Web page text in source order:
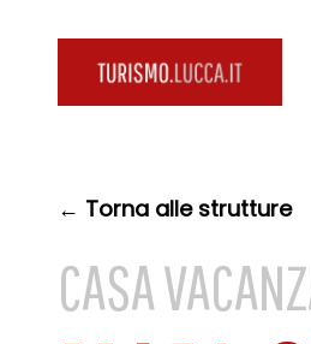
← Torna alle strutture
CASA